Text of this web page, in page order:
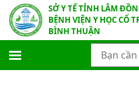
SỞ Y TẾ TỈNH LÂM
BỆNH VIỆN Y HỌC CỔ
BÌNH THUẬN